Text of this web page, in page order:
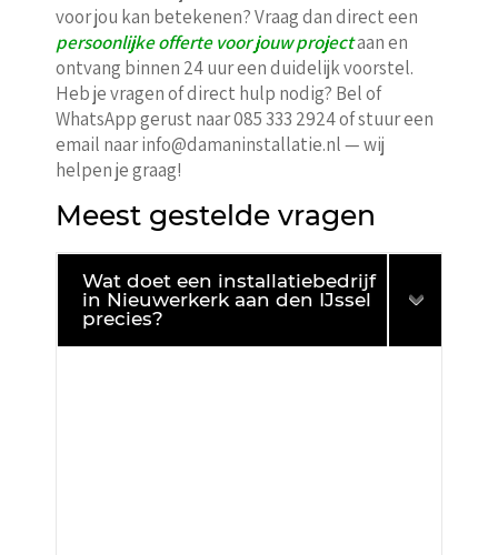
voor jou kan betekenen? Vraag dan direct een
persoonlijke offerte voor jouw projectaan en
ontvang binnen 24 uur een duidelijk voorstel.
Heb je vragen of direct hulp nodig? Bel of
WhatsApp gerust naar 085 333 2924 of stuur een
email naar info@damaninstallatie.nl — wij
helpen je graag!
Meest gestelde vragen
Wat doet een installatiebedrijf
in Nieuwerkerk aan den IJssel
precies?